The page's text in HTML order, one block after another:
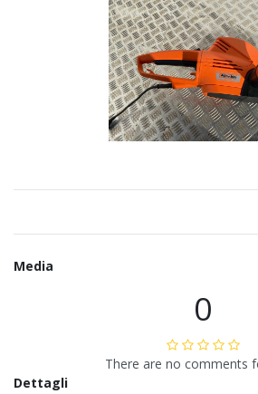
Media
0
There are no comments
Dettagli